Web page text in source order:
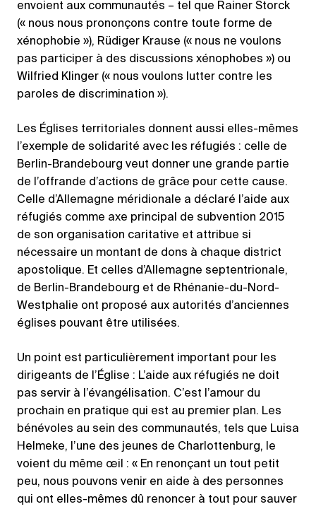
envoient aux communautés – tel que Rainer Storck
(« nous nous prononçons contre toute forme de
xénophobie »), Rüdiger Krause (« nous ne voulons
pas participer à des discussions xénophobes ») ou
Wilfried Klinger (« nous voulons lutter contre les
paroles de discrimination »).
Les Églises territoriales donnent aussi elles-mêmes
l’exemple de solidarité avec les réfugiés : celle de
Berlin-Brandebourg veut donner une grande partie
de l’offrande d’actions de grâce pour cette cause.
Celle d’Allemagne méridionale a déclaré l’aide aux
réfugiés comme axe principal de subvention 2015
de son organisation caritative et attribue si
nécessaire un montant de dons à chaque district
apostolique. Et celles d’Allemagne septentrionale,
de Berlin-Brandebourg et de Rhénanie-du-Nord-
Westphalie ont proposé aux autorités d’anciennes
églises pouvant être utilisées.
Un point est particulièrement important pour les
dirigeants de l’Église : L’aide aux réfugiés ne doit
pas servir à l’évangélisation. C’est l’amour du
prochain en pratique qui est au premier plan. Les
bénévoles au sein des communautés, tels que Luisa
Helmeke, l’une des jeunes de Charlottenburg, le
voient du même œil : « En renonçant un tout petit
peu, nous pouvons venir en aide à des personnes
qui ont elles-mêmes dû renoncer à tout pour sauver